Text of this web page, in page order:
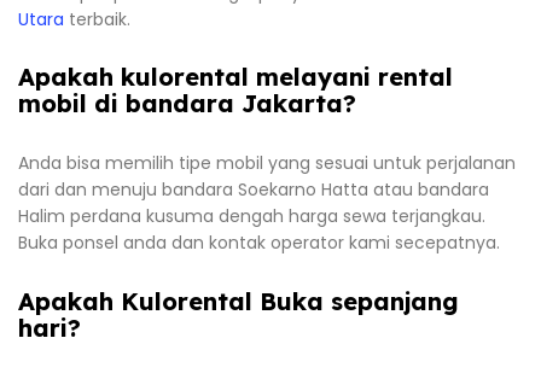
Utara terbaik.
Apakah kulorental melayani rental
mobil di bandara Jakarta?
Anda bisa memilih tipe mobil yang sesuai untuk perjalanan
dari dan menuju bandara Soekarno Hatta atau bandara
Halim perdana kusuma dengah harga sewa terjangkau.
Buka ponsel anda dan kontak operator kami secepatnya.
Apakah Kulorental Buka sepanjang
hari?